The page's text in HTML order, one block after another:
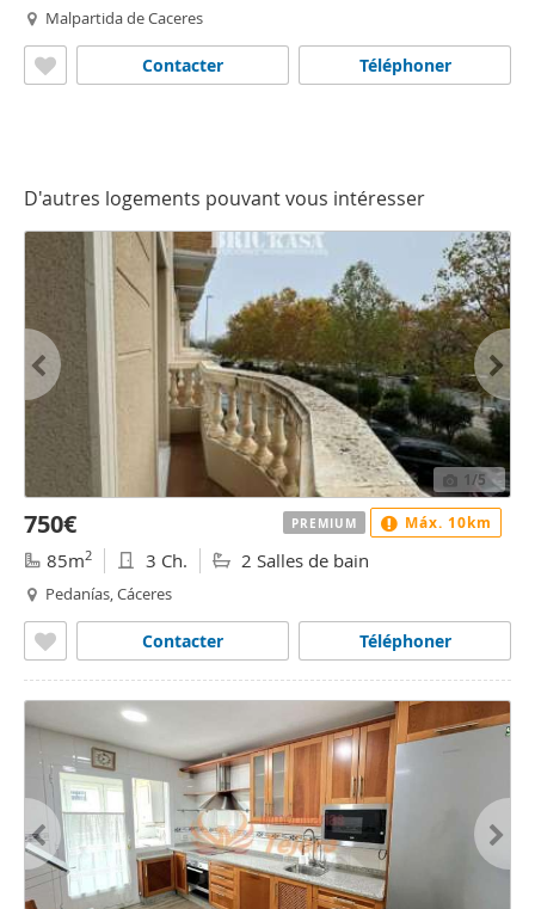
Malpartida de Caceres
Téléphoner
Contacter
D'autres logements pouvant vous intéresser
1/5
750€
85m2 3 Ch. 2 Salles de bain
Pedanías, Cáceres
Téléphoner
Contacter
PREMIUM Máx. 10km